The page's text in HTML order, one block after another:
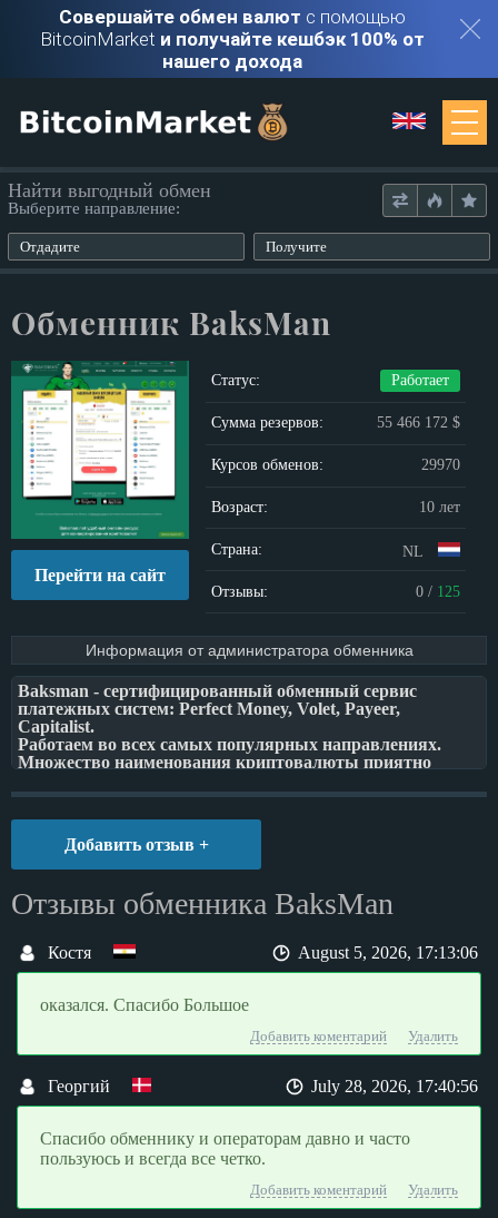
Совершайте обмен валют с помощью
BitcoinMarket и получайте кешбэк 100% от
нашего дохода
Обменники
Найти выгодный обмен
Выберите направление:
Отдадите Получите
Обменник BaksMan
Перейти на сайт
Статус: Работает
Сумма резервов: 55 466 172 $
Курсов обменов: 29970
Возраст: 10 лет
Страна: NL
Отзывы: 0/ 125
Информация от администратора обменника
Baksman - сертифицированный обменный сервис
платежных систем: Perfect Money, Volet, Payeer,
Сapitalist.
Работаем во всех самых популярных направлениях.
Множество наименования криптовалюты приятно
Гибкая политика курсов и вежливая техническая
приятная бонусная программа для постоянных
клиентов.
минут. Надежный и выгодный способ обменять валюту
Рассматриваются уникальные условия обмена для
крупных клиентов.
Добавить отзыв +
Отзывы обменника BaksMan
Костя August 5, 2026, 17:13:06
оказался. Спасибо Большое
Добавить коментарий Удалить
Георгий July 28, 2026, 17:40:56
Спасибо обменнику и операторам давно и часто
пользуюсь и всегда все четко.
Добавить коментарий Удалить